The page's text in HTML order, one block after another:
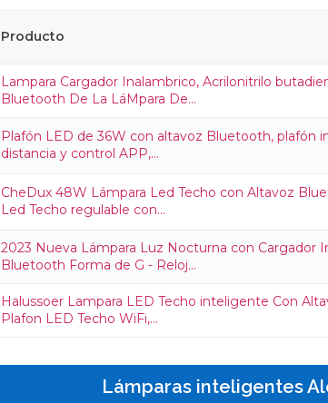
Producto
Lampara Cargador Inalambrico, Acrilonitrilo
Bluetooth De La LáMpara De...
Plafón LED de 36W con altavoz Bluetooth, plafón
distancia y control APP,...
CheDux 48W Lámpara Led Techo con Altavoz
Led Techo regulable con...
2023 Nueva Lámpara Luz Nocturna con Cargador
Bluetooth Forma de G - Reloj...
Halussoer Lampara LED Techo inteligente Con
Plafon LED Techo WiFi,...
Lámparas inteligentes